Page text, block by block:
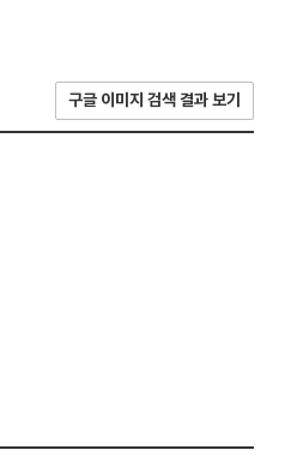
구글 이미지 검색 결과 보기